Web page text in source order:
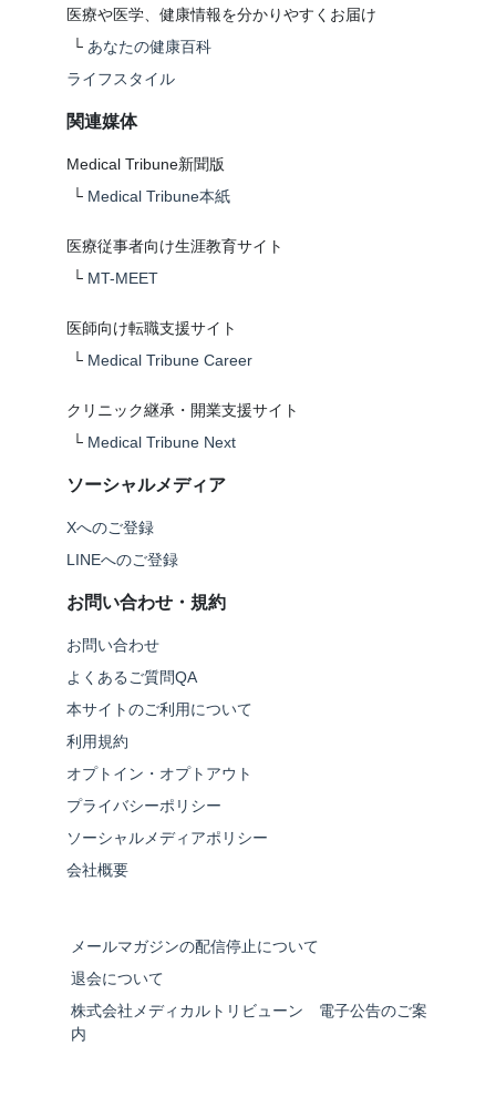
医療や医学、健康情報を分かりやすくお届け
└ あなたの健康百科
ライフスタイル
関連媒体
Medical Tribune新聞版
└ Medical Tribune本紙
医療従事者向け生涯教育サイト
└ MT-MEET
医師向け転職支援サイト
└ Medical Tribune Career
クリニック継承・開業支援サイト
└ Medical Tribune Next
ソーシャルメディア
Xへのご登録
LINEへのご登録
お問い合わせ・規約
お問い合わせ
よくあるご質問QA
本サイトのご利用について
利用規約
オプトイン・オプトアウト
プライバシーポリシー
ソーシャルメディアポリシー
会社概要
メールマガジンの配信停止について
退会について
株式会社メディカルトリビューン 電子公告のご案
内